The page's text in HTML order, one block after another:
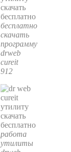
бесплатно
скачать
программу
drweb
cureit
912
работа
утилиты